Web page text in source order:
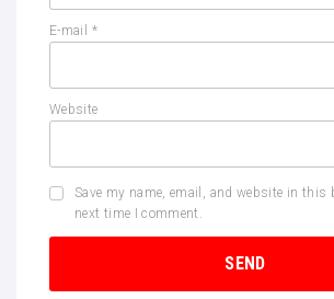
E-mail *
Website
Save my name, email, and website in this
next time I comment.